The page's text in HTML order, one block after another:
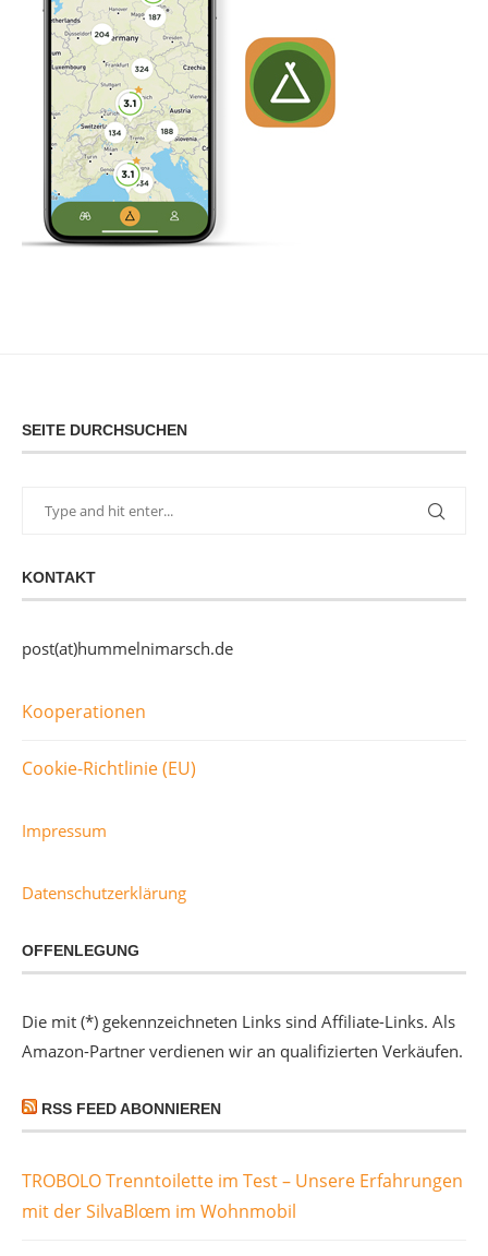
SEITE DURCHSUCHEN
KONTAKT
post(at)hummelnimarsch.de
Kooperationen
Cookie-Richtlinie (EU)
Impressum
Datenschutzerklärung
OFFENLEGUNG
Die mit (*) gekennzeichneten Links sind Affiliate-Links. Als
Amazon-Partner verdienen wir an qualifizierten Verkäufen.
RSS FEED ABONNIEREN
TROBOLO Trenntoilette im Test – Unsere Erfahrungen
mit der SilvaBlœm im Wohnmobil